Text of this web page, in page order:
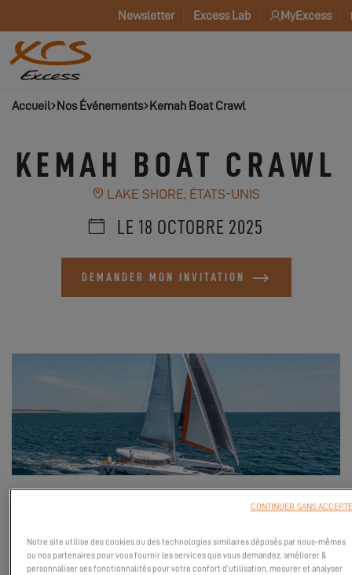
Newsletter Excess Lab MyExcess
Accueil Nos Événements Kemah Boat Crawl
KEMAH BOAT CRAWL
LAKE SHORE, ÉTATS-UNIS
LE 18 OCTOBRE 2025
DEMANDER MON INVITATION
côtés de notre distributeurMurray Yacht Sales–1500 Marina Bay
Dr, Pier 4, Clear Lake Shores, TX, États-Unis.
Notre site utilise des cookies ou des technologies similaires déposés par nous-mêmes
ou nos partenaires pour vous fournir les services que vous demandez, améliorer &
personnaliser ses fonctionnalités pour votre confort d’utilisation, mesurer et analyser
CONTINUER SANS